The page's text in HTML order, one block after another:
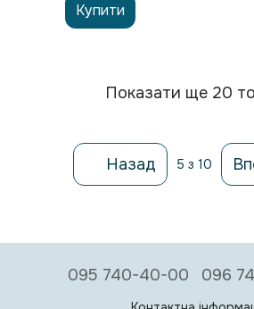
Купити
Показати ще 20
Назад 5 з 10
095 740-40-00 096